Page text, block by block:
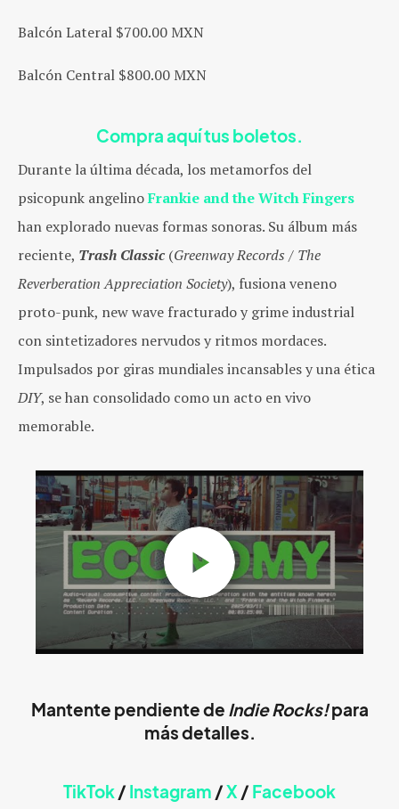
Balcón Lateral $700.00 MXN
Balcón Central $800.00 MXN
Compra aquí tus boletos.
Durante la última década, los metamorfos del
psicopunk angelinoFrankie and the Witch Fingers
han explorado nuevas formas sonoras. Su álbum más
reciente, Trash Classic (Greenway Records / The
Reverberation Appreciation Society), fusiona veneno
proto-punk, new wave fracturado y grime industrial
con sintetizadores nervudos y ritmos mordaces.
Impulsados por giras mundiales incansables y una ética
DIY, se han consolidado como un acto en vivo
memorable.
Mantente pendiente de Indie Rocks!para
más detalles.
TikTok/ Instagram /X / Facebook